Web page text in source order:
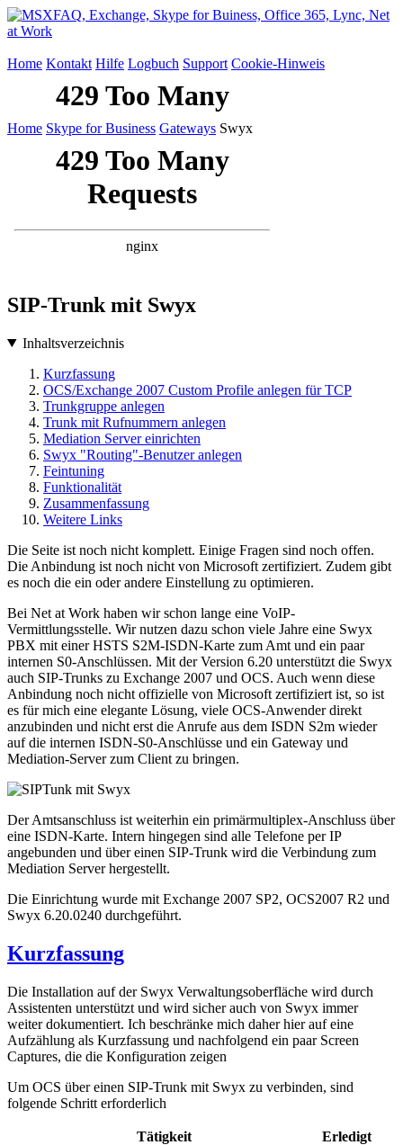
Home Kontakt Hilfe Logbuch Support Cookie-Hinweis
Home Skype for Business Gateways Swyx
SIP-Trunk mit Swyx
Inhaltsverzeichnis
Kurzfassung
OCS/Exchange 2007 Custom Profile anlegen für TCP
Trunkgruppe anlegen
Trunk mit Rufnummern anlegen
Mediation Server einrichten
Swyx "Routing"-Benutzer anlegen
Feintuning
Funktionalität
Zusammenfassung
Weitere Links
Die Seite ist noch nicht komplett. Einige Fragen sind noch offen.
Die Anbindung ist noch nicht von Microsoft zertifiziert. Zudem gibt
es noch die ein oder andere Einstellung zu optimieren.
Bei Net at Work haben wir schon lange eine VoIP-
Vermittlungsstelle. Wir nutzen dazu schon viele Jahre eine Swyx
PBX mit einer HSTS S2M-ISDN-Karte zum Amt und ein paar
internen S0-Anschlüssen. Mit der Version 6.20 unterstützt die Swyx
auch SIP-Trunks zu Exchange 2007 und OCS. Auch wenn diese
Anbindung noch nicht offizielle von Microsoft zertifiziert ist, so ist
es für mich eine elegante Lösung, viele OCS-Anwender direkt
anzubinden und nicht erst die Anrufe aus dem ISDN S2m wieder
auf die internen ISDN-S0-Anschlüsse und ein Gateway und
Mediation-Server zum Client zu bringen.
Der Amtsanschluss ist weiterhin ein primärmultiplex-Anschluss über
eine ISDN-Karte. Intern hingegen sind alle Telefone per IP
angebunden und über einen SIP-Trunk wird die Verbindung zum
Mediation Server hergestellt.
Die Einrichtung wurde mit Exchange 2007 SP2, OCS2007 R2 und
Swyx 6.20.0240 durchgeführt.
Kurzfassung
Die Installation auf der Swyx Verwaltungsoberfläche wird durch
Assistenten unterstützt und wird sicher auch von Swyx immer
weiter dokumentiert. Ich beschränke mich daher hier auf eine
Aufzählung als Kurzfassung und nachfolgend ein paar Screen
Captures, die die Konfiguration zeigen
Um OCS über einen SIP-Trunk mit Swyx zu verbinden, sind
folgende Schritt erforderlich
Tätigkeit Erledigt